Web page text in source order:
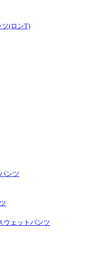
ツ(ロンT)
ンツ
ウェットパンツ